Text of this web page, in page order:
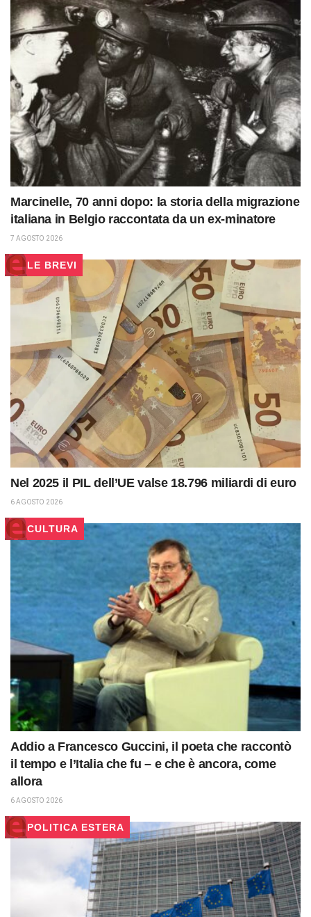
Marcinelle, 70 anni dopo: la storia della migrazione
italiana in Belgio raccontata da un ex-minatore
7 AGOSTO 2026
LE BREVI
Nel 2025 il PIL dell’UE valse 18.796 miliardi di euro
6 AGOSTO 2026
CULTURA
Addio a Francesco Guccini, il poeta che raccontò
il tempo e l’Italia che fu – e che è ancora, come
allora
6 AGOSTO 2026
POLITICA ESTERA